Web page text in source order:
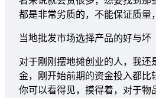
都是非常劣质的，不能保证质量
当地批发市场选择产品的好与坏
对于刚刚摆地摊创业的人，我
金，刚开始前期的资金投入都比
你可以看得见，摸得着，对于物